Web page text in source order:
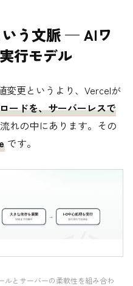
いう文脈 — AIワ
行モデル
変更というより、Vercelが
ードを、サーバーレスで
れの中にあります。その
です。
ルとサーバーの柔軟性を組み合わ